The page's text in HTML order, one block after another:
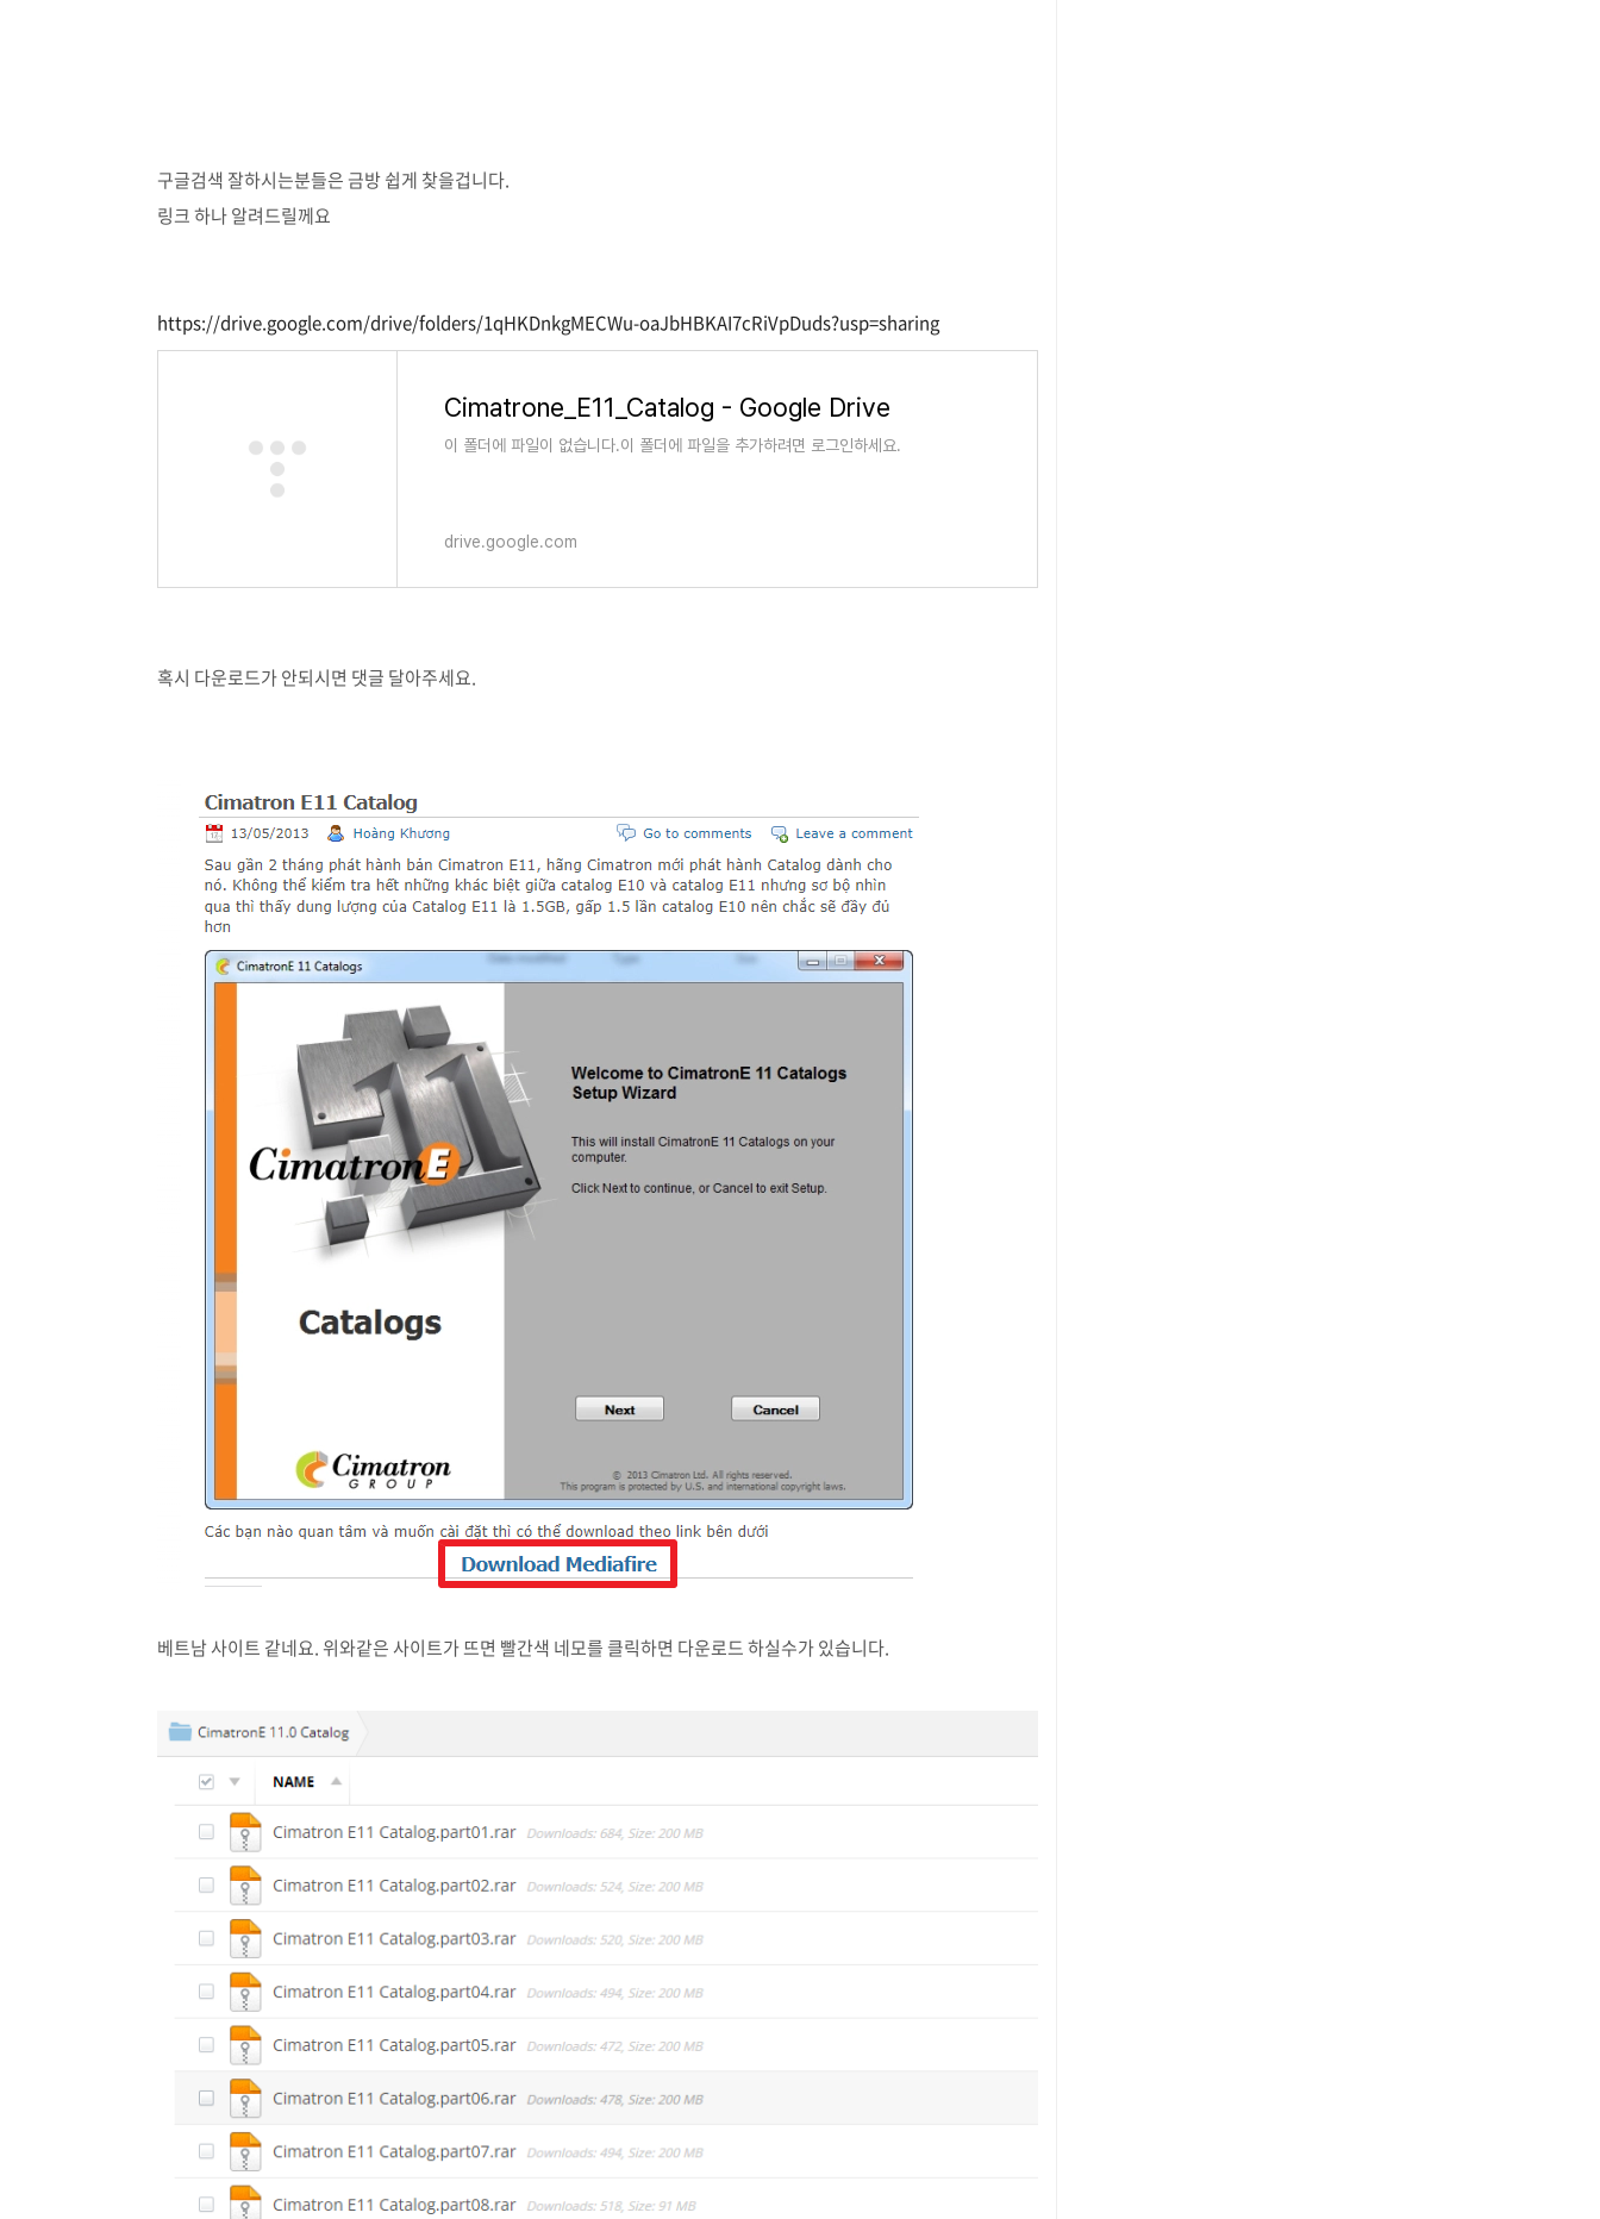
구글검색 잘하시는분들은 금방 쉽게 찾을겁니다.
링크 하나 알려드릴께요
https://drive.google.com/drive/folders/1qHKDnkgMECWu-oaJbHBKAI7cRiVpDuds?usp=sharing
Cimatrone_E11_Catalog - Google Drive
이 폴더에 파일이 없습니다.이 폴더에 파일을 추가하려면 로그인하세요.
drive.google.com
혹시 다운로드가 안되시면 댓글 달아주세요.
베트남 사이트 같네요. 위와같은 사이트가 뜨면 빨간색 네모를 클릭하면 다운로드 하실수가 있습니다.